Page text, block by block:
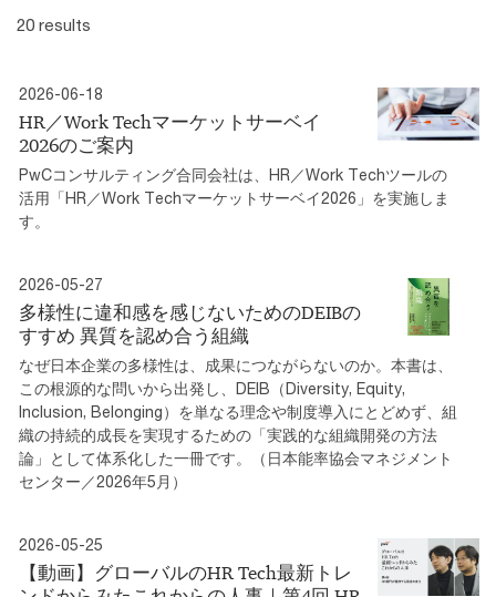
20 results
2026-06-18
HR／Work Techマーケットサーベイ
2026のご案内
PwCコンサルティング合同会社は、HR／Work Techツールの
活用「HR／Work Techマーケットサーベイ2026」を実施しま
す。
2026-05-27
多様性に違和感を感じないためのDEIBの
すすめ 異質を認め合う組織
なぜ日本企業の多様性は、成果につながらないのか。本書は、
この根源的な問いから出発し、DEIB（Diversity, Equity,
Inclusion, Belonging）を単なる理念や制度導入にとどめず、組
織の持続的成長を実現するための「実践的な組織開発の方法
論」として体系化した一冊です。（日本能率協会マネジメント
センター／2026年5月）
2026-05-25
【動画】グローバルのHR Tech最新トレ